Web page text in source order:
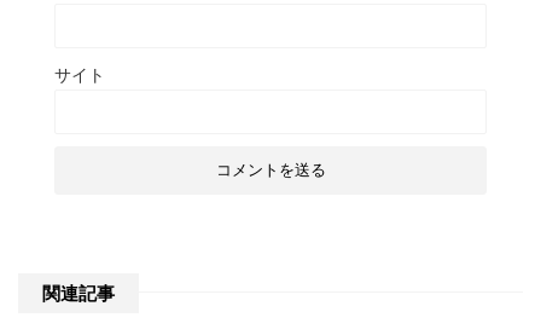
サイト
関連記事